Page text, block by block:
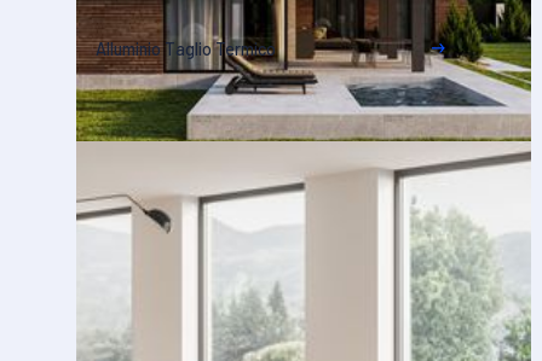
Alluminio Taglio Termico